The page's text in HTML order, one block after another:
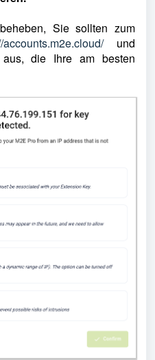
Sie sollten zum
accounts.m2e.cloud/und
die Ihre am besten